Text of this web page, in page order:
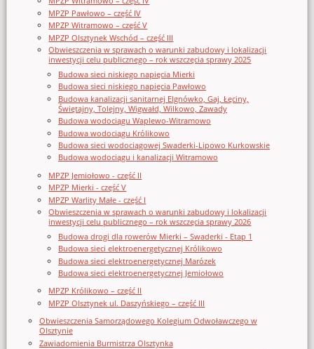
MPZP Pawłowo – część IV
MPZP Witramowo – część V
MPZP Olsztynek Wschód – część III
Obwieszczenia w sprawach o warunki zabudowy i lokalizacji
inwestycji celu publicznego – rok wszczęcia sprawy 2025
Budowa sieci niskiego napięcia Mierki
Budowa sieci niskiego napięcia Pawłowo
Budowa kanalizacji sanitarnej Elgnówko, Gaj, Łęciny,
Świętajny, Tolejny, Wigwałd, Wilkowo, Zawady
Budowa wodociągu Waplewo-Witramowo
Budowa wodociągu Królikowo
Budowa sieci wodociągowej Swaderki-Lipowo Kurkowskie
Budowa wodociągu i kanalizacji Witramowo
MPZP Jemiołowo - część II
MPZP Mierki - część V
MPZP Warlity Małe - część I
Obwieszczenia w sprawach o warunki zabudowy i lokalizacji
inwestycji celu publicznego – rok wszczęcia sprawy 2026
Budowa drogi dla rowerów Mierki – Swaderki - Etap 1
Budowa sieci elektroenergetycznej Królikowo
Budowa sieci elektroenergetycznej Marózek
Budowa sieci elektroenergetycznej Jemiołowo
MPZP Królikowo – część II
MPZP Olsztynek ul. Daszyńskiego – część III
Obwieszczenia Samorządowego Kolegium Odwoławczego w
Olsztynie
Zawiadomienia Burmistrza Olsztynka